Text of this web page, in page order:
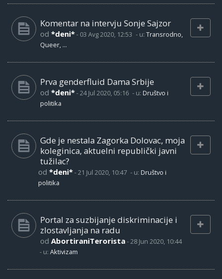
Komentar na intervju Sonje Sajzor
od *deni*- 03 Avg 2020, 12:53 - u: Transrodno,
Queer, ...
Prva genderfluid Dama Srbije
od *deni*-24 Jul 2020, 05:16 - u: Društvo i
politika
Gde je nestala Zagorka Dolovac, moja
koleginica, aktuelni republički javni
tužilac?
od *deni*-21 Jul 2020, 10:47 - u: Društvo i
politika
Portal za suzbijanje diskriminacije i
zlostavljanja na radu
od AbortiraniTerorista-28 Jun 2020, 10:44
- u: Aktivizam